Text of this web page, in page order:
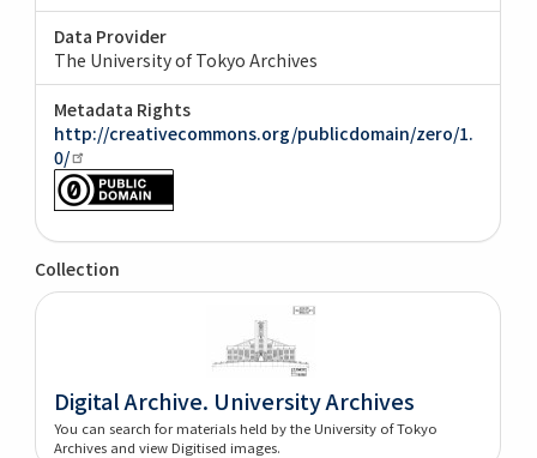
Data Provider
The University of Tokyo Archives
Metadata Rights
http://creativecommons.org/publicdomain/zero/1.
0/
Collection
Digital Archive. University Archives
You can search for materials held by the University of Tokyo
Archives and view Digitised images.